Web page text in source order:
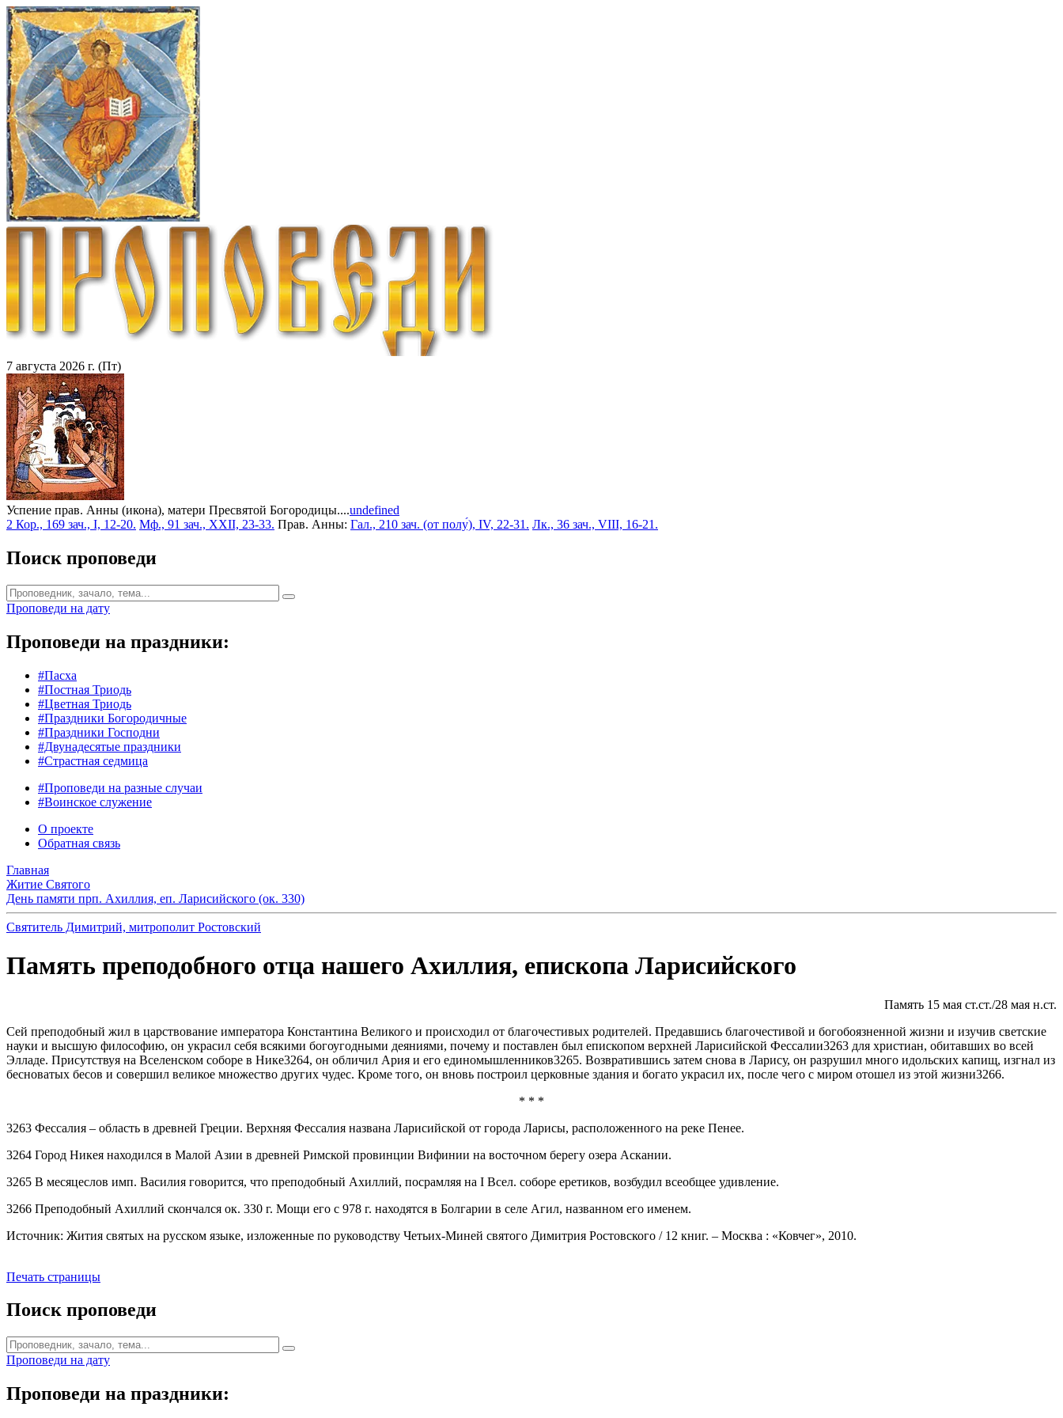
7 августа 2026 г. (Пт)
Успение прав. Анны (икона), матери Пресвятой Богородицы....undefined
2 Кор., 169 зач., I, 12-20. Мф., 91 зач., XXII, 23-33. Прав. Анны: Гал., 210 зач. (от полу́), IV, 22-31. Лк., 36 зач., VIII, 16-21.
Поиск проповеди
Проповеди на дату
Проповеди на праздники:
#Пасха
#Постная Триодь
#Цветная Триодь
#Праздники Богородичные
#Праздники Господни
#Двунадесятые праздники
#Страстная седмица
#Проповеди на разные случаи
#Воинское служение
О проекте
Обратная связь
Главная
Житие Святого
День памяти прп. Ахиллия, еп. Ларисийского (ок. 330)
Святитель Димитрий, митрополит Ростовский
Память преподобного отца нашего Ахиллия, епископа Ларисийского
Память 15 мая ст.ст./28 мая н.ст.
Сей преподобный жил в царствование императора Константина Великого и происходил от благочестивых родителей. Предавшись благочестивой и богобоязненной жизни и изучив светские
науки и высшую философию, он украсил себя всякими богоугодными деяниями, почему и поставлен был епископом верхней Ларисийской Фессалии3263 для христиан, обитавших во всей
Элладе. Присутствуя на Вселенском соборе в Нике3264, он обличил Ария и его единомышленников3265. Возвратившись затем снова в Ларису, он разрушил много идольских капищ, изгнал из
бесноватых бесов и совершил великое множество других чудес. Кроме того, он вновь построил церковные здания и богато украсил их, после чего с миром отошел из этой жизни3266.
* * *
3263 Фессалия – область в древней Греции. Верхняя Фессалия названа Ларисийской от города Ларисы, расположенного на реке Пенее.
3264 Город Никея находился в Малой Азии в древней Римской провинции Вифинии на восточном берегу озера Аскании.
3265 В месяцеслов имп. Василия говорится, что преподобный Ахиллий, посрамляя на I Всел. соборе еретиков, возбудил всеобщее удивление.
3266 Преподобный Ахиллий скончался ок. 330 г. Мощи его с 978 г. находятся в Болгарии в селе Агил, названном его именем.
Источник: Жития святых на русском языке, изложенные по руководству Четьих-Миней святого Димитрия Ростовского / 12 книг. – Москва : «Ковчег», 2010.
Печать страницы
Поиск проповеди
Проповеди на дату
Проповеди на праздники: